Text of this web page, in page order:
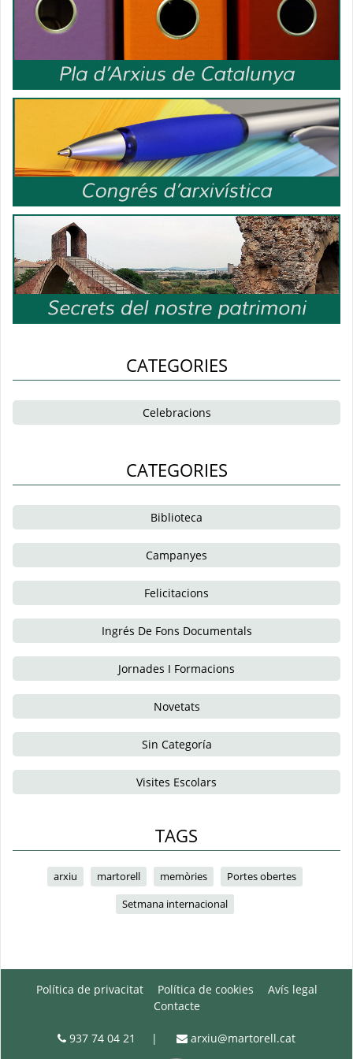
CATEGORIES
Celebracions
CATEGORIES
Biblioteca
Campanyes
Felicitacions
Ingrés De Fons Documentals
Jornades I Formacions
Novetats
Sin Categoría
Visites Escolars
TAGS
arxiu martorell memòries
Portes obertes
Setmana internacional
Política de privacitat Política de cookies
Avís legal
Contacte
937 74 04 21 | arxiu@martorell.cat